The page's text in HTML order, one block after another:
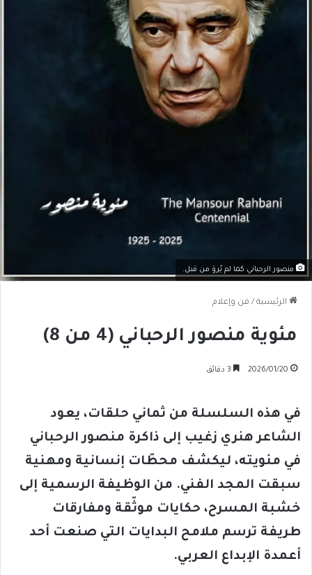
منصور الرحباني كما لم يُروَ من قبل.
الرئيسية / فن وإعلام
مئوية منصور الرحباني (4 من 8)
2026/01/20
في هذه السلسلة من ثماني حلقات، يعود
الشاعر هنري زغيب إلى ذاكرة منصور الرحباني
في مئويته، ليكشف محطّات إنسانية ومهنية
سبقت المجد الفني. من الوظيفة الرسمية إلى
خشبة المسرح، حكايات موثّقة ومفارقات
طريفة ترسم ملامح البدايات التي صنعت أحد
أعمدة الإبداع العربي.